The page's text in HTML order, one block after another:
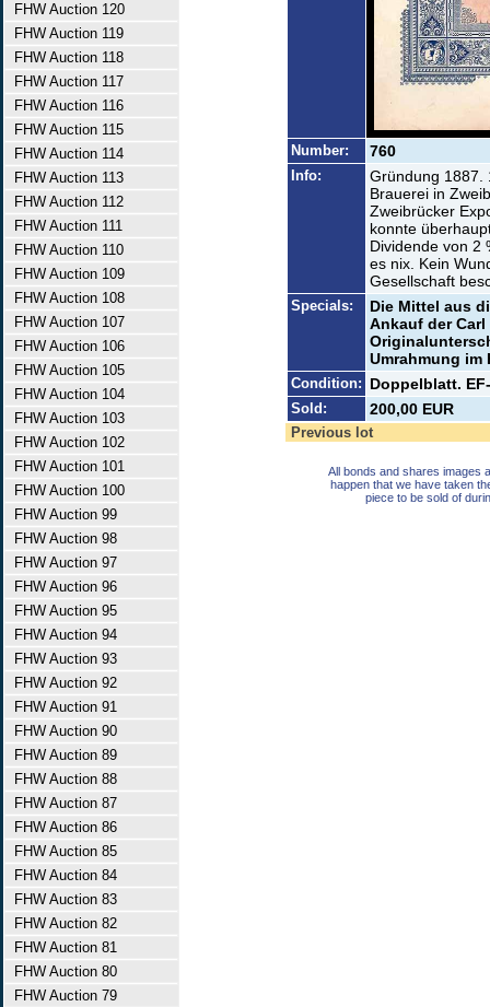
FHW Auction 120
FHW Auction 119
FHW Auction 118
FHW Auction 117
FHW Auction 116
FHW Auction 115
FHW Auction 114
FHW Auction 113
FHW Auction 112
FHW Auction 111
FHW Auction 110
FHW Auction 109
FHW Auction 108
FHW Auction 107
FHW Auction 106
FHW Auction 105
FHW Auction 104
FHW Auction 103
FHW Auction 102
FHW Auction 101
FHW Auction 100
FHW Auction 99
FHW Auction 98
FHW Auction 97
FHW Auction 96
FHW Auction 95
FHW Auction 94
FHW Auction 93
FHW Auction 92
FHW Auction 91
FHW Auction 90
FHW Auction 89
FHW Auction 88
FHW Auction 87
FHW Auction 86
FHW Auction 85
FHW Auction 84
FHW Auction 83
FHW Auction 82
FHW Auction 81
FHW Auction 80
FHW Auction 79
Number: 760
Info:
Gründung 1887.
Brauerei in
Zweibrücker
konnte
Dividende von 2
es nix. Kein
Gesellschaft
Specials:
Die Mittel aus
Ankauf der
Umrahmung im
Condition: Doppelblatt.
Sold: 200,00 EUR
Previous lot
All bonds and shares images
happen that we have taken
piece to be sold of